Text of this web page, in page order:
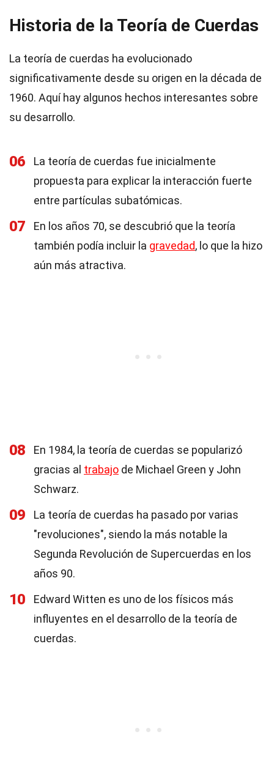
Historia de la Teoría de Cuerdas
La teoría de cuerdas ha evolucionado
significativamente desde su origen en la década de
1960. Aquí hay algunos hechos interesantes sobre
su desarrollo.
06
La teoría de cuerdas fue inicialmente
propuesta para explicar la interacción fuerte
entre partículas subatómicas.
07
En los años 70, se descubrió que la teoría
también podía incluir la gravedad, lo que la hizo
aún más atractiva.
08
En 1984, la teoría de cuerdas se popularizó
gracias al trabajo de Michael Green y John
Schwarz.
09
La teoría de cuerdas ha pasado por varias
"revoluciones", siendo la más notable la
Segunda Revolución de Supercuerdas en los
años 90.
10
Edward Witten es uno de los físicos más
influyentes en el desarrollo de la teoría de
cuerdas.